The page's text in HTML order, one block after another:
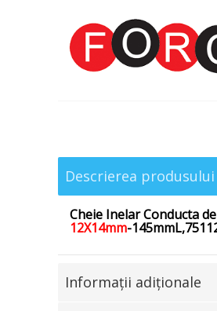
Descrierea produsului
Cheie Inelar Conducta
12X14mm-
Informaţii adiţionale